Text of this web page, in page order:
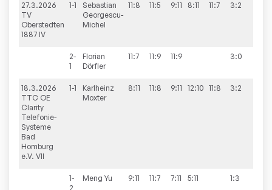
27.3.2026
TV
Oberstedten
1887 IV
1-1
Sebastian
Georgescu-
Michel
11:8 11:5 9:11 8:11 11:7 3:2
2-
1
Florian
Dörfler
11:7 11:9 11:9 3:0
18.3.2026
TTC OE
Clarity
Telefonie-
Systeme
Bad
Homburg
e.V. VII
1-1
Karlheinz
Moxter
8:11 11:8 9:11 12:10 11:8 3:2
1-
2
Meng Yu 9:11 11:7 7:11 5:11 1:3